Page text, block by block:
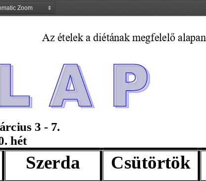
Az ételek a diétának megfelelő
3 - 7.
hét
Szerda Csütörtök